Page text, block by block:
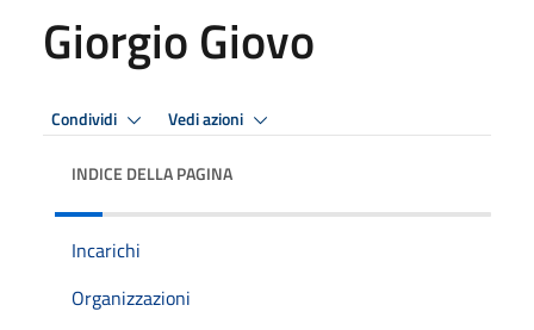
Giorgio Giovo
Condividi Vedi azioni
INDICE DELLA PAGINA
Incarichi
Organizzazioni